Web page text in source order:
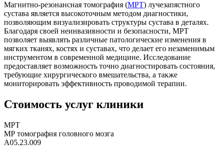
Магнитно-резонансная томография (МРТ) лучезапястного
сустава является высокоточным методом диагностики,
позволяющим визуализировать структуры сустава в деталях.
Благодаря своей неинвазивности и безопасности, МРТ
позволяет выявлять различные патологические изменения в
мягких тканях, костях и суставах, что делает его незаменимым
инструментом в современной медицине. Исследование
предоставляет возможность точно диагностировать состояния,
требующие хирургического вмешательства, а также
мониторировать эффективность проводимой терапии.
Стоимость услуг клиники
МРТ
МР томография головного мозга
A05.23.009